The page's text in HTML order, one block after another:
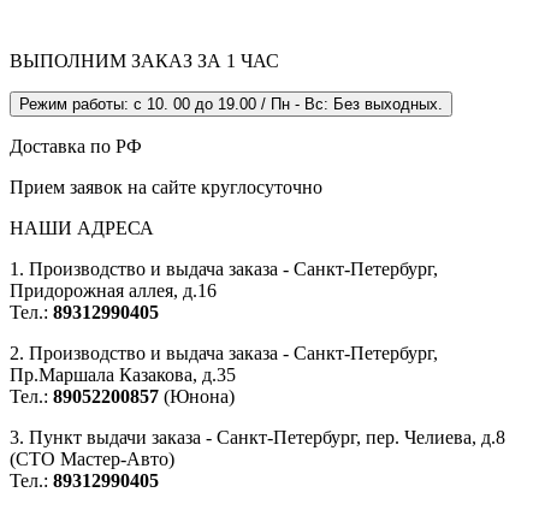
ВЫПОЛНИМ ЗАКАЗ ЗА 1 ЧАС
Режим работы: с 10. 00 до 19.00 / Пн - Вс: Без выходных.
Доставка по РФ
Прием заявок на сайте круглосуточно
НАШИ АДРЕСА
1. Производство и выдача заказа - Санкт-Петербург,
Придорожная аллея, д.16
Тел.: 89312990405
2. Производство и выдача заказа - Санкт-Петербург,
Пр.Маршала Казакова, д.35
Тел.: 89052200857 (Юнона)
3. Пункт выдачи заказа - Санкт-Петербург, пер. Челиева, д.8
(СТО Мастер-Авто)
Тел.: 89312990405